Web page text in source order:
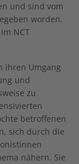
und sind vom
worden.
NCT
ihren Umgang
und
zu
betroffenen
sich durch die
nähern. Sie